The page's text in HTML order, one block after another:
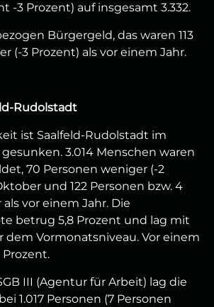
-3 Prozent) auf insgesamt 3.332.
Bürgergeld, das waren 113
(-3 Prozent) als vor einem Jahr.
Rudolstadt
ist Saalfeld-Rudolstadt im
3.014 Menschen waren
70 Personen weniger (-2
und 122 Personen bzw. 4
vor einem Jahr. Die
betrug 5,8 Prozent und lag mit
dem Vormonatsniveau. Vor einem
Prozent.
III (Agentur für Arbeit) lag die
1.017 Personen (7 Personen